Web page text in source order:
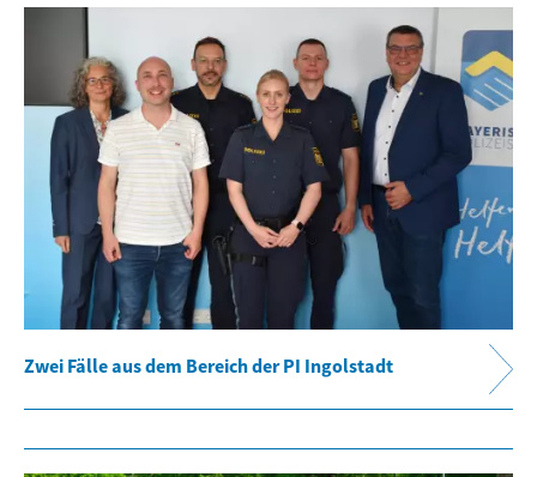
Zwei Fälle aus dem Bereich der PI Ingolstadt